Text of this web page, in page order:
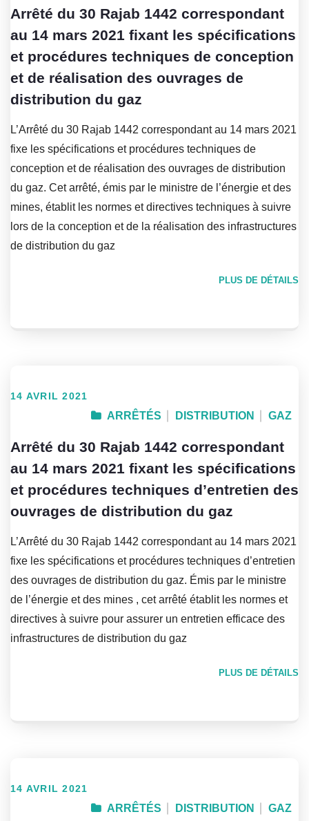
Arrêté du 30 Rajab 1442 correspondant
au 14 mars 2021 fixant les spécifications
et procédures techniques de conception
et de réalisation des ouvrages de
distribution du gaz
L’Arrêté du 30 Rajab 1442 correspondant au 14 mars 2021
fixe les spécifications et procédures techniques de
conception et de réalisation des ouvrages de distribution
du gaz. Cet arrêté, émis par le ministre de l’énergie et des
mines, établit les normes et directives techniques à suivre
lors de la conception et de la réalisation des infrastructures
de distribution du gaz
PLUS DE DÉTAILS
14 AVRIL 2021
ARRÊTÉS DISTRIBUTION GAZ
Arrêté du 30 Rajab 1442 correspondant
au 14 mars 2021 fixant les spécifications
et procédures techniques d’entretien des
ouvrages de distribution du gaz
L’Arrêté du 30 Rajab 1442 correspondant au 14 mars 2021
fixe les spécifications et procédures techniques d’entretien
des ouvrages de distribution du gaz. Émis par le ministre
de l’énergie et des mines , cet arrêté établit les normes et
directives à suivre pour assurer un entretien efficace des
infrastructures de distribution du gaz
PLUS DE DÉTAILS
14 AVRIL 2021
ARRÊTÉS DISTRIBUTION GAZ